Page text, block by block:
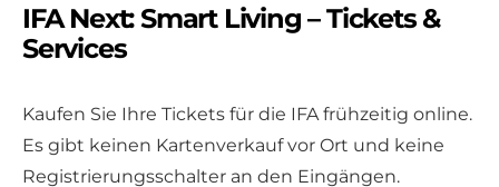
IFA Next: Smart Living – Tickets &
Services
Kaufen Sie Ihre Tickets für die IFA frühzeitig online.
Es gibt keinen Kartenverkauf vor Ort und keine
Registrierungsschalter an den Eingängen.